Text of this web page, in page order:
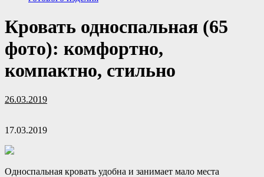
Кровать односпальная (65
фото): комфортно,
компактно, стильно
26.03.2019
17.03.2019
Односпальная кровать удобна и занимает мало места